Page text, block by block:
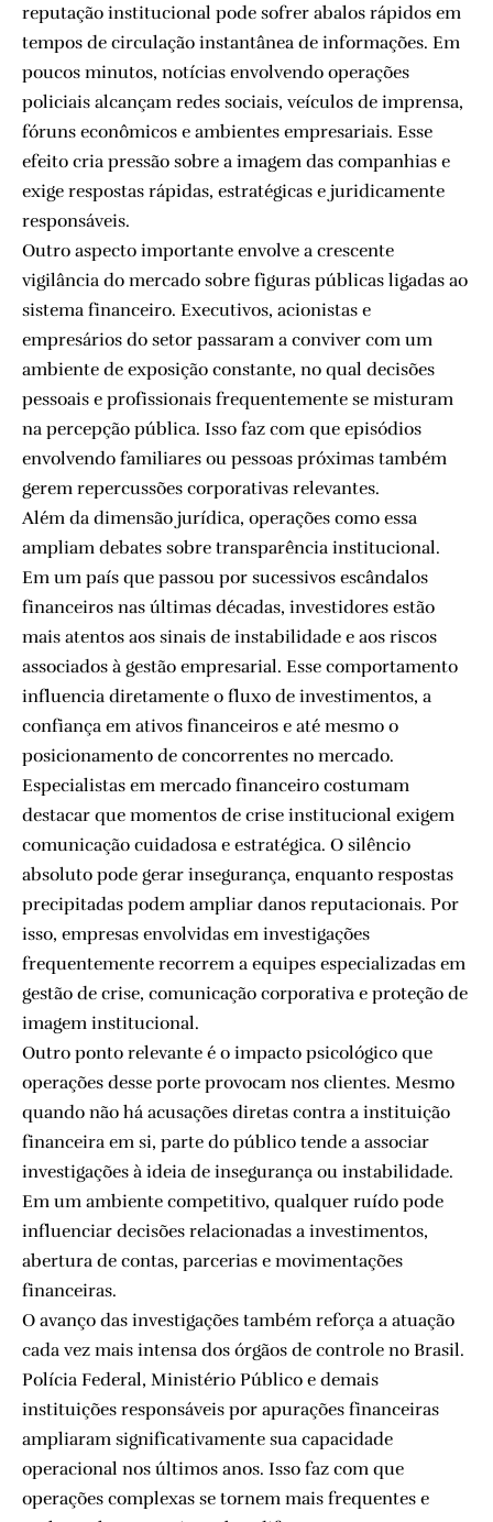
reputação institucional pode sofrer abalos rápidos em
tempos de circulação instantânea de informações. Em
poucos minutos, notícias envolvendo operações
policiais alcançam redes sociais, veículos de imprensa,
fóruns econômicos e ambientes empresariais. Esse
efeito cria pressão sobre a imagem das companhias e
exige respostas rápidas, estratégicas e juridicamente
responsáveis.
Outro aspecto importante envolve a crescente
vigilância do mercado sobre figuras públicas ligadas ao
sistema financeiro. Executivos, acionistas e
empresários do setor passaram a conviver com um
ambiente de exposição constante, no qual decisões
pessoais e profissionais frequentemente se misturam
na percepção pública. Isso faz com que episódios
envolvendo familiares ou pessoas próximas também
gerem repercussões corporativas relevantes.
Além da dimensão jurídica, operações como essa
ampliam debates sobre transparência institucional.
Em um país que passou por sucessivos escândalos
financeiros nas últimas décadas, investidores estão
mais atentos aos sinais de instabilidade e aos riscos
associados à gestão empresarial. Esse comportamento
influencia diretamente o fluxo de investimentos, a
confiança em ativos financeiros e até mesmo o
posicionamento de concorrentes no mercado.
Especialistas em mercado financeiro costumam
destacar que momentos de crise institucional exigem
comunicação cuidadosa e estratégica. O silêncio
absoluto pode gerar insegurança, enquanto respostas
precipitadas podem ampliar danos reputacionais. Por
isso, empresas envolvidas em investigações
frequentemente recorrem a equipes especializadas em
gestão de crise, comunicação corporativa e proteção de
imagem institucional.
Outro ponto relevante é o impacto psicológico que
operações desse porte provocam nos clientes. Mesmo
quando não há acusações diretas contra a instituição
financeira em si, parte do público tende a associar
investigações à ideia de insegurança ou instabilidade.
Em um ambiente competitivo, qualquer ruído pode
influenciar decisões relacionadas a investimentos,
abertura de contas, parcerias e movimentações
financeiras.
O avanço das investigações também reforça a atuação
cada vez mais intensa dos órgãos de controle no Brasil.
Polícia Federal, Ministério Público e demais
instituições responsáveis por apurações financeiras
ampliaram significativamente sua capacidade
operacional nos últimos anos. Isso faz com que
operações complexas se tornem mais frequentes e